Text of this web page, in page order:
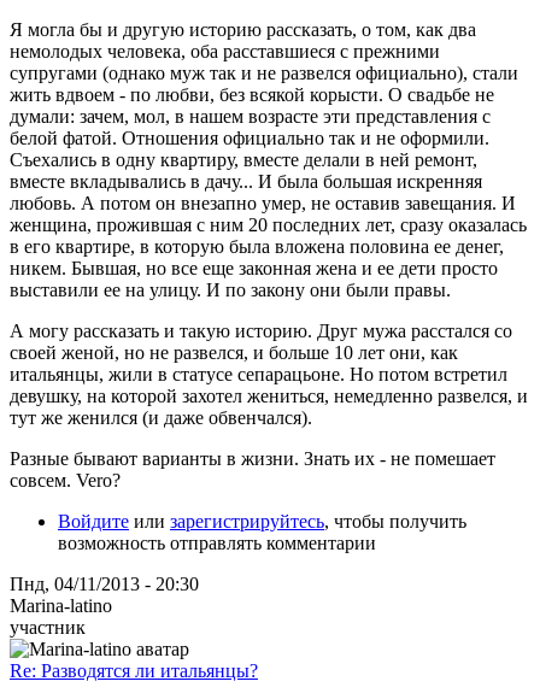
Я могла бы и другую историю рассказать, о том, как два
немолодых человека, оба расставшиеся с прежними
супругами (однако муж так и не развелся официально), стали
жить вдвоем - по любви, без всякой корысти. О свадьбе не
думали: зачем, мол, в нашем возрасте эти представления с
белой фатой. Отношения официально так и не оформили.
Съехались в одну квартиру, вместе делали в ней ремонт,
вместе вкладывались в дачу... И была большая искренняя
любовь. А потом он внезапно умер, не оставив завещания. И
женщина, прожившая с ним 20 последних лет, сразу оказалась
в его квартире, в которую была вложена половина ее денег,
никем. Бывшая, но все еще законная жена и ее дети просто
выставили ее на улицу. И по закону они были правы.
А могу рассказать и такую историю. Друг мужа расстался со
своей женой, но не развелся, и больше 10 лет они, как
итальянцы, жили в статусе сепарацьоне. Но потом встретил
девушку, на которой захотел жениться, немедленно развелся, и
тут же женился (и даже обвенчался).
Разные бывают варианты в жизни. Знать их - не помешает
совсем. Vero?
Войдите или зарегистрируйтесь, чтобы получить
возможность отправлять комментарии
Пнд, 04/11/2013 - 20:30
Marina-latino
участник
Re: Разводятся ли итальянцы?